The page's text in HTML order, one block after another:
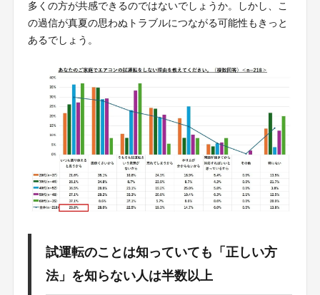
多くの方が共感できるのではないでしょうか。しかし、こ
の過信が真夏の思わぬトラブルにつながる可能性もきっと
あるでしょう。
試運転のことは知っていても「正しい方
法」を知らない人は半数以上